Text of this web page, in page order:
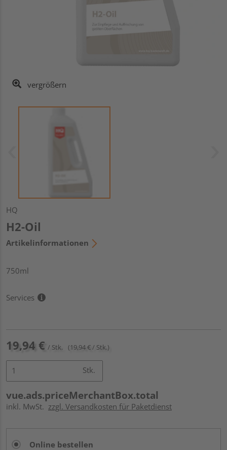
vergrößern
HQ
H2-Oil
Artikelinformationen
750ml
Services
19,94 € / Stk. (19,94 € / Stk.)
Stk.
vue.ads.priceMerchantBox.total
inkl. MwSt. zzgl. Versandkosten für Paketdienst
Online bestellen